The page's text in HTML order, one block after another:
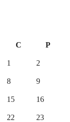
C P
1 2
8 9
15 16
22 23